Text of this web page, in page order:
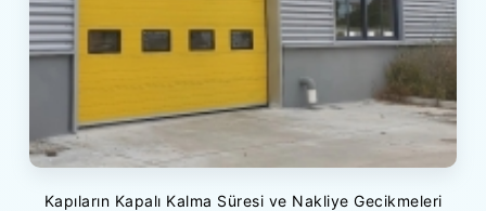
Kapıların Kapalı Kalma Süresi ve Nakliye Gecikmeleri